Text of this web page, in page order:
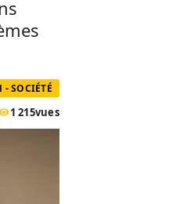
- SOCIÉTÉ
1 215vues